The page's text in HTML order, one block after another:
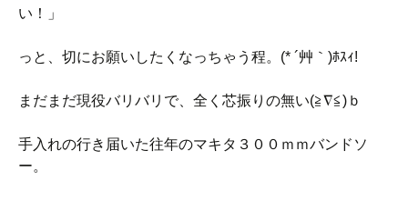
い！」
っと、切にお願いしたくなっちゃう程。(* ´艸｀)ﾎｽｨ!
まだまだ現役バリバリで、全く芯振りの無い(≧∇≦)ｂ
手入れの行き届いた往年のマキタ３００ｍｍバンドソ
ー。